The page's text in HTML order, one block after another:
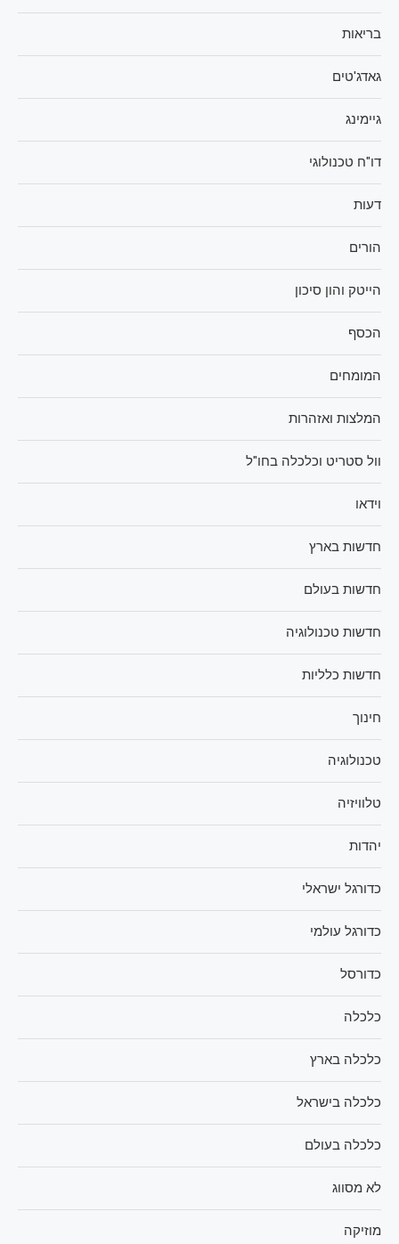
בריאות
גאדג'טים
גיימינג
דו"ח טכנולוגי
דעות
הורים
הייטק והון סיכון
הכסף
המומחים
המלצות ואזהרות
וול סטריט וכלכלה בחו"ל
וידאו
חדשות בארץ
חדשות בעולם
חדשות טכנולוגיה
חדשות כלליות
חינוך
טכנולוגיה
טלוויזיה
יהדות
כדורגל ישראלי
כדורגל עולמי
כדורסל
כלכלה
כלכלה בארץ
כלכלה בישראל
כלכלה בעולם
לא מסווג
מוזיקה